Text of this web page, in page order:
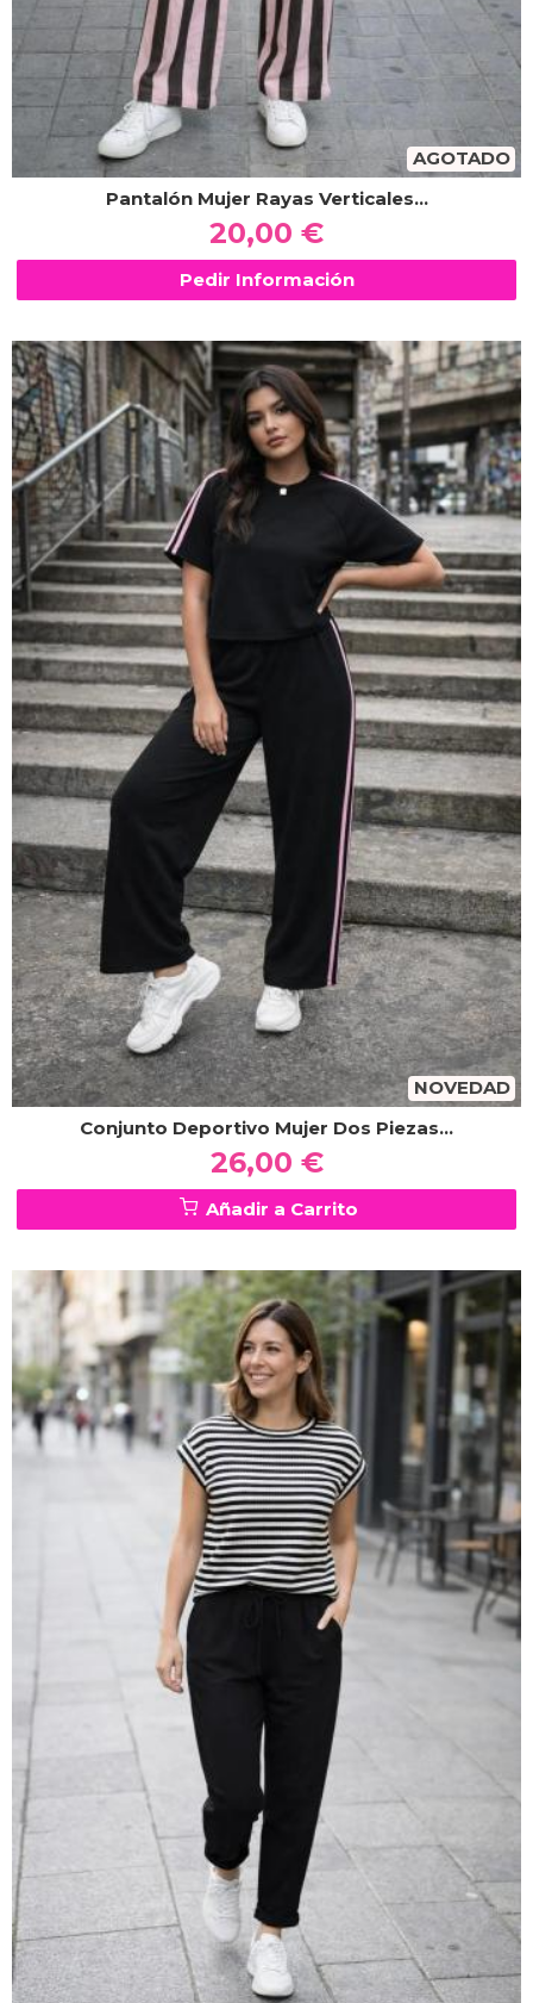
AGOTADO
Pantalón Mujer Rayas Verticales...
20,00 €
Pedir Información
NOVEDAD
Conjunto Deportivo Mujer Dos Piezas...
26,00 €
Añadir a Carrito